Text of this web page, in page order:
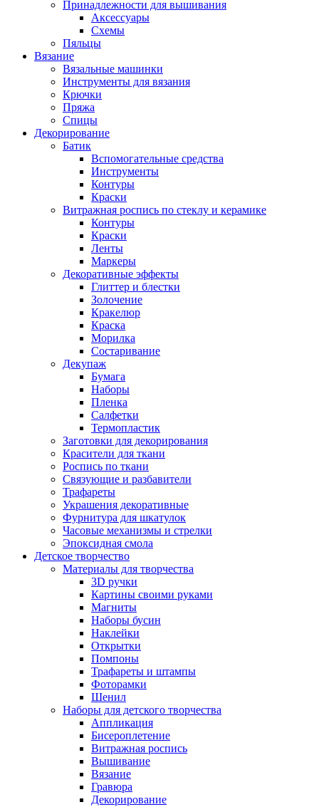
Принадлежности для вышивания
Аксессуары
Схемы
Пяльцы
Вязание
Вязальные машинки
Инструменты для вязания
Крючки
Пряжа
Спицы
Декорирование
Батик
Вспомогательные средства
Инструменты
Контуры
Краски
Витражная роспись по стеклу и керамике
Контуры
Краски
Ленты
Маркеры
Декоративные эффекты
Глиттер и блестки
Золочение
Кракелюр
Краска
Морилка
Состаривание
Декупаж
Бумага
Наборы
Пленка
Салфетки
Термопластик
Заготовки для декорирования
Красители для ткани
Роспись по ткани
Связующие и разбавители
Трафареты
Украшения декоративные
Фурнитура для шкатулок
Часовые механизмы и стрелки
Эпоксидная смола
Детское творчество
Материалы для творчества
3D ручки
Картины своими руками
Магниты
Наборы бусин
Наклейки
Открытки
Помпоны
Трафареты и штампы
Фоторамки
Шенил
Наборы для детского творчества
Аппликация
Бисероплетение
Витражная роспись
Вышивание
Вязание
Гравюра
Декорирование